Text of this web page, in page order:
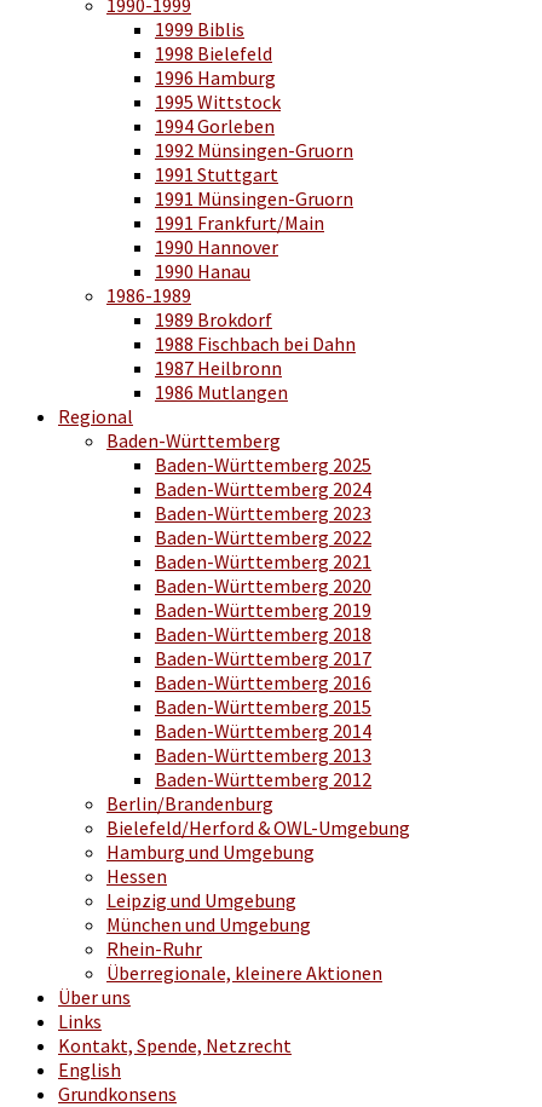
1990-1999
1999 Biblis
1998 Bielefeld
1996 Hamburg
1995 Wittstock
1994 Gorleben
1992 Münsingen-Gruorn
1991 Stuttgart
1991 Münsingen-Gruorn
1991 Frankfurt/Main
1990 Hannover
1990 Hanau
1986-1989
1989 Brokdorf
1988 Fischbach bei Dahn
1987 Heilbronn
1986 Mutlangen
Regional
Baden-Württemberg
Baden-Württemberg 2025
Baden-Württemberg 2024
Baden-Württemberg 2023
Baden-Württemberg 2022
Baden-Württemberg 2021
Baden-Württemberg 2020
Baden-Württemberg 2019
Baden-Württemberg 2018
Baden-Württemberg 2017
Baden-Württemberg 2016
Baden-Württemberg 2015
Baden-Württemberg 2014
Baden-Württemberg 2013
Baden-Württemberg 2012
Berlin/Brandenburg
Bielefeld/Herford & OWL-Umgebung
Hamburg und Umgebung
Hessen
Leipzig und Umgebung
München und Umgebung
Rhein-Ruhr
Überregionale, kleinere Aktionen
Über uns
Links
Kontakt, Spende, Netzrecht
English
Grundkonsens